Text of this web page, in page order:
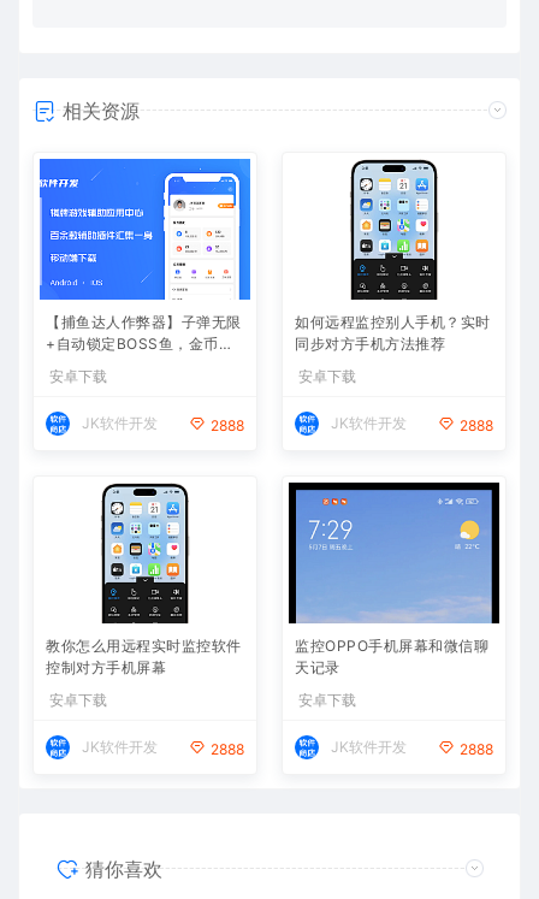
相关资源
【捕鱼达人作弊器】子弹无限
+自动锁定BOSS鱼，金币爆
安卓下载
JK软件开发 2888
如何远程监控别人手机？实时
同步对方手机方法推荐
安卓下载
JK软件开发 2888
教你怎么用远程实时监控软件
控制对方手机屏幕
安卓下载
JK软件开发 2888
监控OPPO手机屏幕和微信聊
天记录
安卓下载
JK软件开发 2888
猜你喜欢